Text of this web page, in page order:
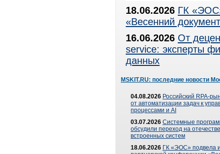
18.06.2026 ГК
«Весенний
16.06.2026 От
service: эксперты
данных
MSKIT.RU: последние новости
04.08.2026 Российский RPA-
от автоматизации задач к
процессами и AI
03.07.2026 Системные
обсудили переход на
встроенных систем
18.06.2026 ГК «ЭОС» подвела